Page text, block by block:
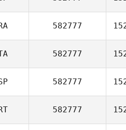
582777
582777
582777
582777